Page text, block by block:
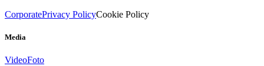
CorporatePrivacy PolicyCookie Policy
Media
VideoFoto